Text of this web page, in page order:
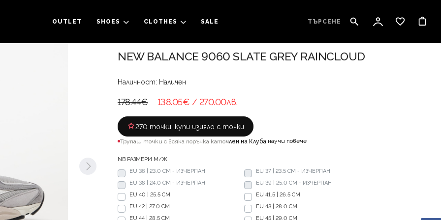
ТЪРСЕНЕ
OUTLET SHOES CLOTHES SALE
NEW BALANCE 9060 SLATE GREY RAINCLOUD
Наличност: Наличен
178.44€ 138.05€ / 270.00лв.
270 точки· купи изцяло с точки
Трупаш точки с всяка поръчка каточлен на Клуба·научи повече
NB РАЗМЕРИ М/Ж
EU 36 | 23.0 CM - ИЗЧЕРПАН
EU 37 | 23.5 CM - ИЗЧЕРПАН
EU 38 | 24.0 CM - ИЗЧЕРПАН
EU 39 | 25.0 CM - ИЗЧЕРПАН
EU 40 | 25.5 CM
EU 41.5 | 26.5 CM
EU 42 | 27.0 CM
EU 43 | 28.0 CM
EU 44 | 28.5 CM
EU 45 | 29.0 CM